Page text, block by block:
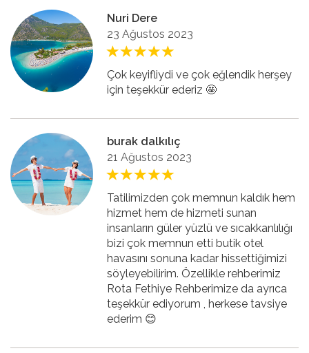
Nuri Dere
23 Ağustos 2023
Çok keyifliydi ve çok eğlendik herşey
için teşekkür ederiz 🤩
burak dalkılıç
21 Ağustos 2023
Tatilimizden çok memnun kaldık hem
hizmet hem de hizmeti sunan
insanların güler yüzlü ve sıcakkanlılığı
bizi çok memnun etti butik otel
havasını sonuna kadar hissettiğimizi
söyleyebilirim. Özellikle rehberimiz
Rota Fethiye Rehberimize da ayrıca
teşekkür ediyorum , herkese tavsiye
ederim 😊